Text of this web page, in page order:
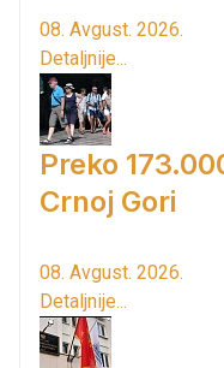
08. Avgust. 2026.
Detaljnije...
Preko
Crnoj Gori
08. Avgust. 2026.
Detaljnije...